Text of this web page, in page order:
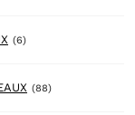
(6)6 products
(88)88 products